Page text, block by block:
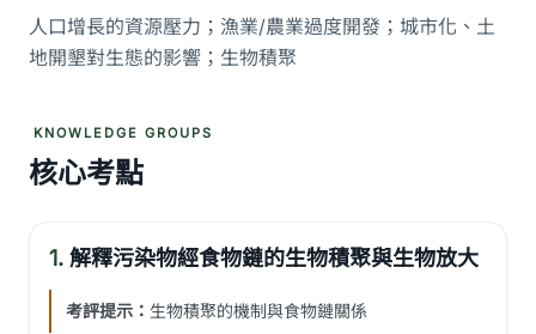
人口增長的資源壓力；漁業/農業過度開發；城市化、土
地開墾對生態的影響；生物積聚
KNOWLEDGE GROUPS
核心考點
1. 解釋污染物經食物鏈的生物積聚與生物放大
考評提示： 生物積聚的機制與食物鏈關係